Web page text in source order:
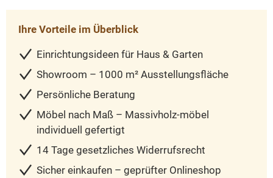
Ihre Vorteile im Überblick
Einrichtungsideen für Haus & Garten
Showroom – 1000 m² Ausstellungsfläche
Persönliche Beratung
Möbel nach Maß – Massivholz-möbel
individuell gefertigt
14 Tage gesetzliches Widerrufsrecht
Sicher einkaufen – geprüfter Onlineshop